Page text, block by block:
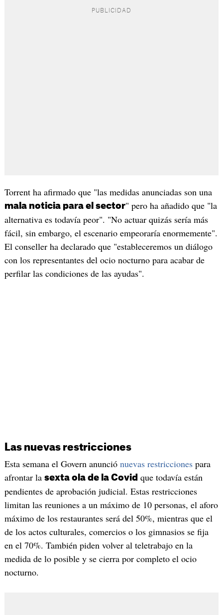
Torrent ha afirmado que "las medidas anunciadas son una
mala noticia para el sector" pero ha añadido que "la
alternativa es todavía peor". "No actuar quizás sería más
fácil, sin embargo, el escenario empeoraría enormemente".
El conseller ha declarado que "estableceremos un diálogo
con los representantes del ocio nocturno para acabar de
perfilar las condiciones de las ayudas".
Las nuevas restricciones
Esta semana el Govern anunció nuevas restriccionespara
afrontar la sexta ola de la Covid que todavía están
pendientes de aprobación judicial. Estas restricciones
limitan las reuniones a un máximo de 10 personas, el aforo
máximo de los restaurantes será del 50%, mientras que el
de los actos culturales, comercios o los gimnasios se fija
en el 70%. También piden volver al teletrabajo en la
medida de lo posible y se cierra por completo el ocio
nocturno.